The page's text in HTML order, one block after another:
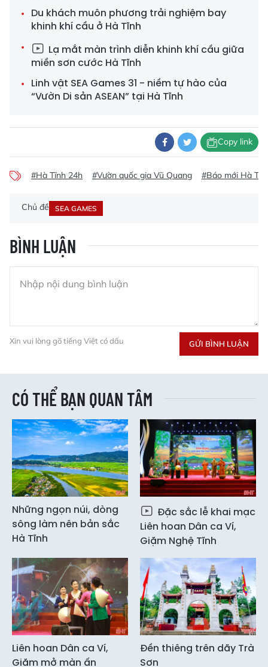
Du khách muôn phương trải nghiệm bay
khinh khí cầu ở Hà Tĩnh
Lạ mắt màn trình diễn khinh khí cầu giữa
miền sơn cước Hà Tĩnh
Linh vật SEA Games 31 - niềm tự hào của
“Vườn Di sản ASEAN” tại Hà Tĩnh
Copy link
#Hà Tĩnh 24h #Vườn quốc gia Vũ Quang #Báo mới Hà
Chủ đề SEA GAMES
BÌNH LUẬN
Xin vui lòng gõ tiếng Việt có dấu GỬI BÌNH LUẬN
CÓ THỂ BẠN QUAN TÂM
Những ngọn núi, dòng
sông làm nên bản sắc
Hà Tĩnh
Đặc sắc lễ khai mạc
Liên hoan Dân ca Ví,
Giặm Nghệ Tĩnh
Liên hoan Dân ca Ví,
Giặm mở màn ấn
Đền thiêng trên dãy Trà
Sơn